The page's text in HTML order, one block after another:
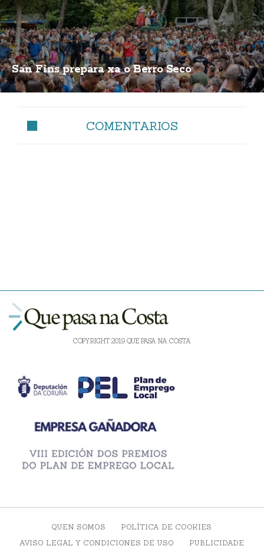
San Fins prepara xa o Berro Seco
COMENTARIOS
COPYRIGHT 2019 QUE PASA NA COSTA
QUEN SOMOS
POLÍTICA DE COOKIES
AVISO LEGAL Y CONDICIONES DE USO
PUBLICIDADE